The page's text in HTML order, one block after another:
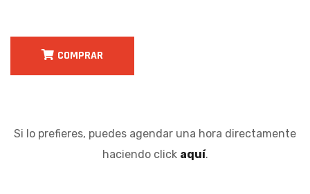
COMPRAR
Si lo prefieres, puedes agendar una hora directamente
haciendo click aquí.